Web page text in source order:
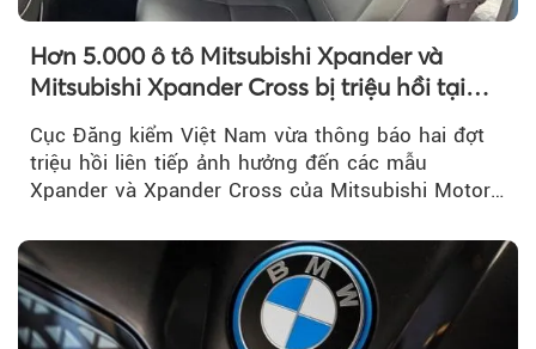
Hơn 5.000 ô tô Mitsubishi Xpander và
Mitsubishi Xpander Cross bị triệu hồi tại
Cục Đăng kiểm Việt Nam vừa thông báo hai đợt
triệu hồi liên tiếp ảnh hưởng đến các mẫu
Xpander và Xpander Cross của Mitsubishi Motor